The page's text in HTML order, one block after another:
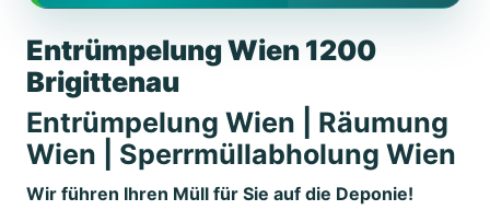
Entrümpelung Wien 1200
Brigittenau
Entrümpelung Wien | Räumung
Wien | Sperrmüllabholung Wien
Wir führen Ihren Müll für Sie auf die Deponie!